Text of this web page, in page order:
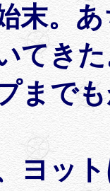
末。
てき
まで
ヨッ